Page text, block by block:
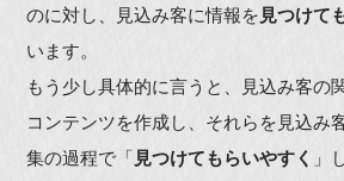
のに対し、見込み客に情報を 見つけて
います。
もう少し具体的に言うと、見込み客の
コンテンツを作成し、それらを見込み
集の過程で「 見つけてもらいやすく 」